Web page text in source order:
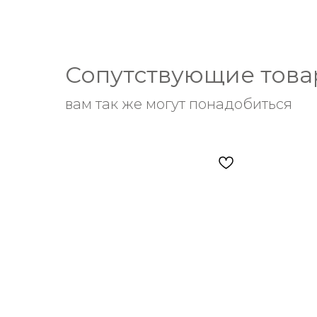
Сопутствующие
вам так же могут понадобиться